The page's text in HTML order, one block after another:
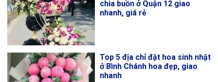
chia buồn ở Quận 12 giao
nhanh, giá rẻ
Top 5 địa chỉ đặt hoa sinh nhật
ở Bình Chánh hoa đẹp, giao
nhanh